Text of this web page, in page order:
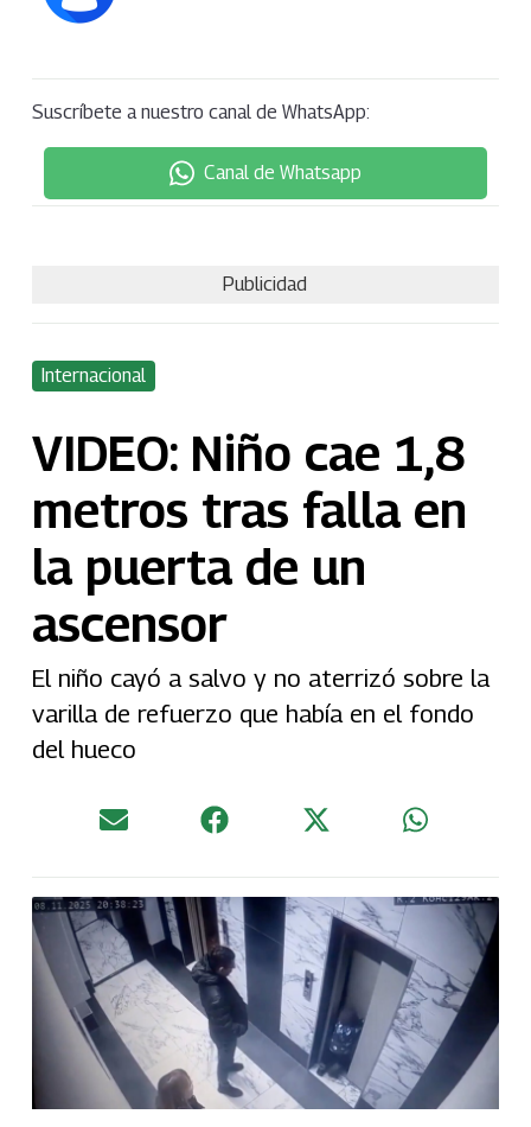
Suscríbete a nuestro canal de WhatsApp:
Canal de Whatsapp
Publicidad
Internacional
VIDEO: Niño cae 1,8
metros tras falla en
la puerta de un
ascensor
El niño cayó a salvo y no aterrizó sobre la
varilla de refuerzo que había en el fondo
del hueco